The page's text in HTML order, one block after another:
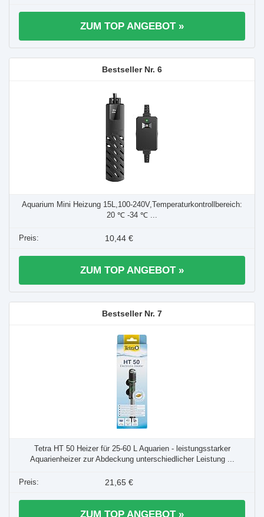
ZUM TOP ANGEBOT »
6
Aquarium Mini Heizung 15L,100-240V,Temperaturkontrollbereich:
20 ℃ -34 ℃ ...
10,44 €
ZUM TOP ANGEBOT »
7
Tetra HT 50 Heizer für 25-60 L Aquarien - leistungsstarker
Aquarienheizer zur Abdeckung unterschiedlicher Leistung ...
21,65 €
ZUM TOP ANGEBOT »